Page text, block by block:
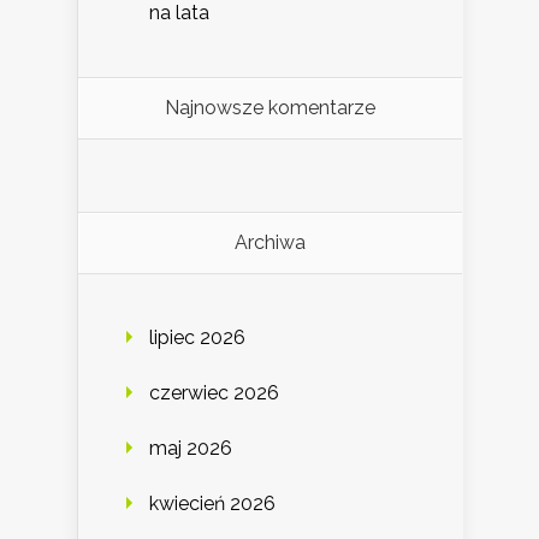
na lata
Najnowsze komentarze
Archiwa
lipiec 2026
czerwiec 2026
maj 2026
kwiecień 2026